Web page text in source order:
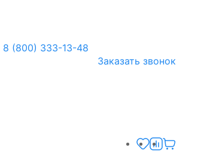
8 (800) 333-13-48
Заказать звонок